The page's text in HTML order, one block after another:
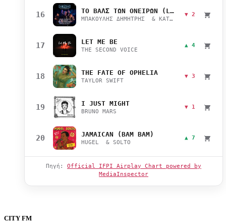
16 ΤΟ ΒΑΛΣ ΤΩΝ ΟΝΕΙΡΩΝ (LIVE)
ΜΠΑΚΟΥΛΗΣ ΔΗΜΗΤΡΗΣ & ΚΑΤΣΙΜΙΧΑ ΜΑΡΙΑΝΑ
▼ 2
17 LET ME BE
THE SECOND VOICE
▲ 4
18 THE FATE OF OPHELIA
TAYLOR SWIFT
▼ 3
19 I JUST MIGHT
BRUNO MARS
▼ 1
20 JAMAICAN (BAM BAM)
HUGEL & SOLTO
▲ 7
Πηγή: Official IFPI Airplay Chart powered by
MediaInspector
CITY FM